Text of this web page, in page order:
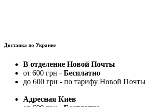
Доставка по Украине
В отделение Новой Почты
от 600 грн - Бесплатно
до 600 грн - по тарифу Новой Почты
Адресная Киев